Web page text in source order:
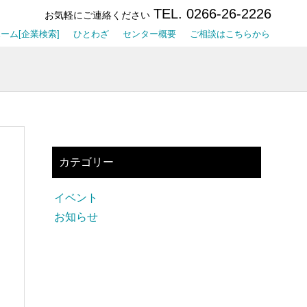
お気軽にご連絡ください TEL. 0266-26-2226
ム[企業検索] ひとわざ センター概要 ご相談はこちらから
カテゴリー
イベント
お知らせ